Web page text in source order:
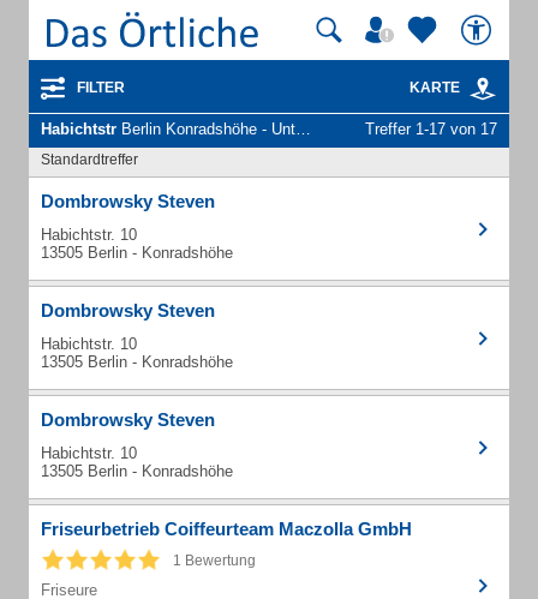
FILTER KARTE
Habichtstr Berlin Konradshöhe - Unternehmen und Personen Treffer 1-17 von 17
Standardtreffer
Dombrowsky Steven
Habichtstr. 10
13505 Berlin - Konradshöhe
Dombrowsky Steven
Habichtstr. 10
13505 Berlin - Konradshöhe
Dombrowsky Steven
Habichtstr. 10
13505 Berlin - Konradshöhe
Friseurbetrieb Coiffeurteam Maczolla GmbH
1 Bewertung
Friseure